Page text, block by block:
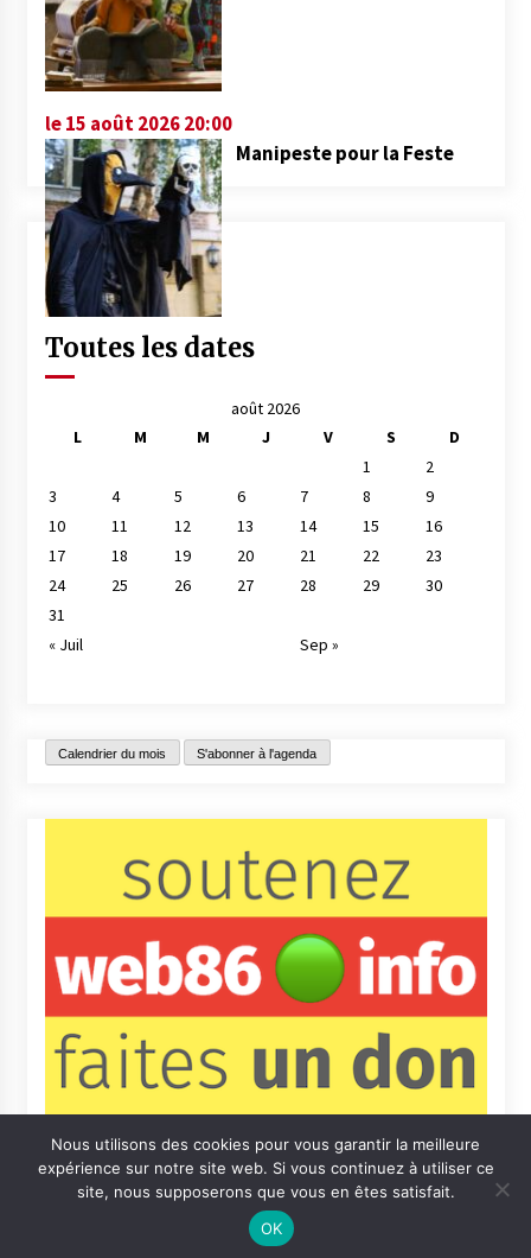
le 15 août 2026 20:00
Manipeste pour la Feste
Toutes les dates
août 2026
L
M M J V S
D
1
2
3
4 5 6 7 8
9
10
11 12 13 14 15
16
17
18 19 20 21 22
23
24
25 26 27 28 29
30
31
« Juil
Sep »
Calendrier du mois S'abonner à l'agenda
Qui sommes-nous ? Informations légales
Nous utilisons des cookies pour vous garantir la meilleure
expérience sur notre site web. Si vous continuez à utiliser ce
site, nous supposerons que vous en êtes satisfait.
OK